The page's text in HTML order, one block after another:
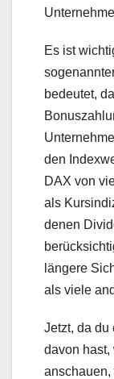
Es ist
bedeutet,
den
DAX von
als
denen
längere
als viele
Jetzt, da du
davon hast,
anschauen,